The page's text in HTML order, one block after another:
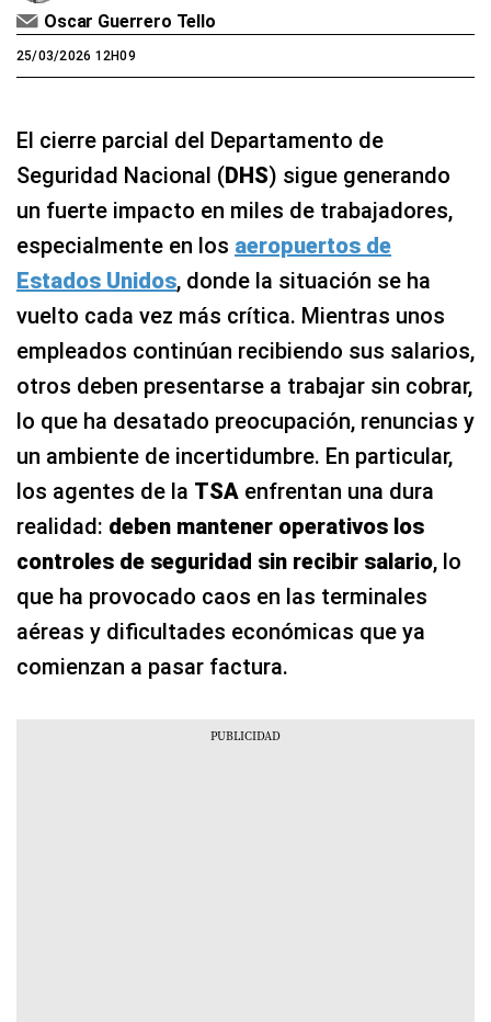
Oscar Guerrero Tello
25/03/2026 12H09
El cierre parcial del Departamento de
Seguridad Nacional (DHS) sigue generando
un fuerte impacto en miles de trabajadores,
especialmente en los aeropuertos de
Estados Unidos, donde la situación se ha
vuelto cada vez más crítica. Mientras unos
empleados continúan recibiendo sus salarios,
otros deben presentarse a trabajar sin cobrar,
lo que ha desatado preocupación, renuncias y
un ambiente de incertidumbre. En particular,
los agentes de la TSA enfrentan una dura
realidad: deben mantener operativos los
controles de seguridad sin recibir salario, lo
que ha provocado caos en las terminales
aéreas y dificultades económicas que ya
comienzan a pasar factura.